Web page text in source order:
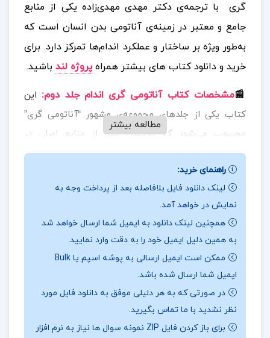
گری با ترجمه‌ی دکتر مهدی مهدی‌زاده یکی از منابع
جامع و معتبر در زمینه‌ی آناتومی بدن انسان است که
به‌طور ویژه بر ساختار و عملکرد اندام‌ها تمرکز دارد. برای
خرید و دانلود کتاب های بیشتر همراهپروژه لند باشید.
📰مشخصات کتاب آناتومی گری اندام جلد دوم: این
کتاب یکی از جلدهای مجموعه‌ی مشهور “آناتومی گری”
محسوب می‌شود که به‌عنوان یکی از منابع اصلی در
آموزش پزشکی، فیزیوتراپی، پرستاری و سایر علوم مرتبط با
سلامت مورد استفاده قرار می‌گیرد.
📖بخشی از کتاب آناتومی گری اندام جلد دوم:
دوم این کتاب، آناتومی اندام‌های فوقانی و تحتانی با
جزئیات دقیق بررسی شده و شامل تصاویر تشریحی،
توضیحات بالینی و نکات کاربردی است که درک بهتری از
عملکرد و ساختار اندام‌های حرکتی را فراهم می‌کند. این
کتاب علاوه بر ارائه‌ی توصیفات ساختاری، به جنبه‌های
عملکردی، عصبی و عضلانی اندام‌ها پرداخته و ارتباط این
مطالعه بیشتر
راهنمای خرید:
لینک دانلود فایل بلافاصله بعد از پرداخت وجه به
نمایش در خواهد آمد.
همچنین لینک دانلود به ایمیل شما ارسال خواهد شد
به همین دلیل ایمیل خود را به دقت وارد نمایید.
ممکن است ایمیل ارسالی به پوشه اسپم یا Bulk
ایمیل شما ارسال شده باشد.
در صورتی که به هر دلیلی موفق به دانلود فایل مورد
نظر نشدید با ما تماس بگیرید.
برای باز کردن فایل ZIP نمونه سوال ها نیاز به نرم افزار